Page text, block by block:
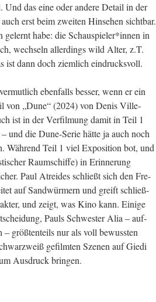
Und das eine oder ande­re Detail in der
erst beim zwei­ten Hin­se­hen sicht­bar.
habe: die Schauspieler*innen in
wech­seln aller­dings wild Alter, z.T.
ist dann doch ziem­lich eindrucksvoll.
eben­falls bes­ser, wenn er ein
von „Dune“ (2024) von Denis Ville­
ist in der Ver­fil­mung damit in Teil 1
und die Dune-Serie hät­te ja auch noch
Wäh­rend Teil 1 viel Expo­si­ti­on bot, und
Raum­schif­fe) in Erin­ne­rung
Paul Atrei­des schließt sich den Fre­
auf Sand­wür­mern und greift schließ­
und zeigt, was Kino kann. Eini­ge
Pauls Schwes­ter Alia – auf­
größ­ten­teils nur als voll bewuss­ten
gefilm­ten Sze­nen auf Gie­di
Aus­druck bringen.